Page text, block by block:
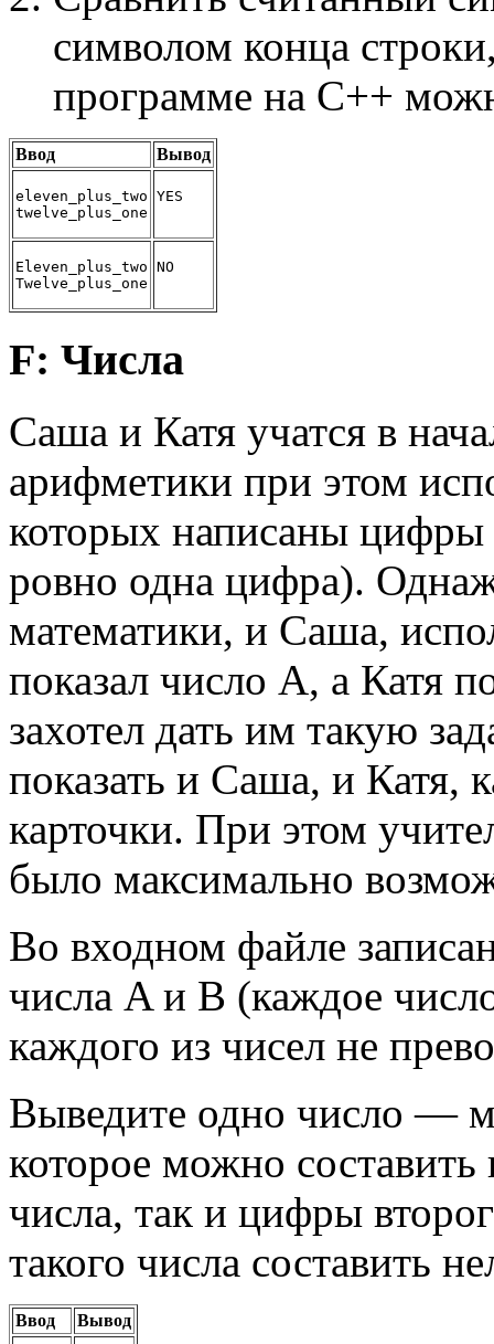
символом конца
программе на C++
Ввод Вывод
eleven_plus_two
twelve_plus_one
YES
Eleven_plus_two
Twelve_plus_one
NO
F: Числа
Саша и Катя учатся в
арифметики при этом
которых написаны цифры
ровно одна цифра).
математики, и Саша,
показал число A, а Катя
захотел дать им такую
показать и Саша, и Катя,
карточки. При этом
было максимально
Во входном файле
числа A и B (каждое
каждого из чисел не
Выведите одно число —
которое можно
числа, так и цифры
такого числа составить
Ввод Вывод